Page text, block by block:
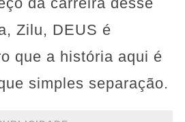
Zilu, DEUS é
que a história aqui é
simples separação.